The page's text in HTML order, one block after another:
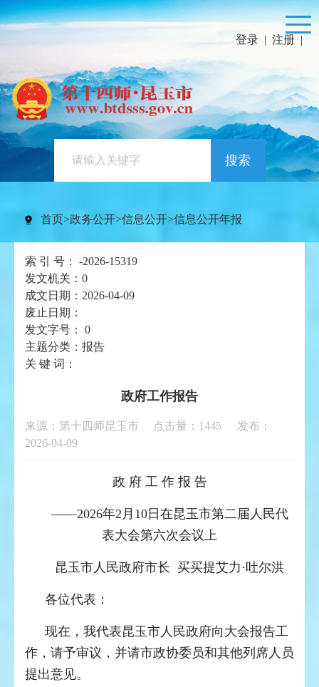
登录 | 注册 |
搜索
首页>政务公开>信息公开>信息公开年报
索 引 号：
-2026-15319
发文机关： 0
成文日期： 2026-04-09
废止日期：
发文字号：
0
主题分类： 报告
关 键 词：
政府工作报告
来源：第十四师昆玉市 点击量： 1445
发布：
2026-04-09
政 府 工 作 报 告
——2026年2月10日在昆玉市第二届人民代
表大会第六次会议上
昆玉市人民政府市长 买买提艾力·吐尔洪
各位代表：
现在，我代表昆玉市人民政府向大会报告工
作，请予审议，并请市政协委员和其他列席人员
提出意见。